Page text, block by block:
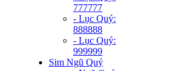
777777
- Lục Quý:
888888
- Lục Quý:
999999
Sim Ngũ Quý